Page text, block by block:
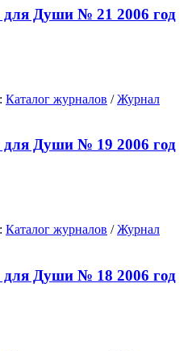
Души № 21 2006 год
Каталог журналов /Журнал
Души № 19 2006 год
Каталог журналов /Журнал
Души № 18 2006 год